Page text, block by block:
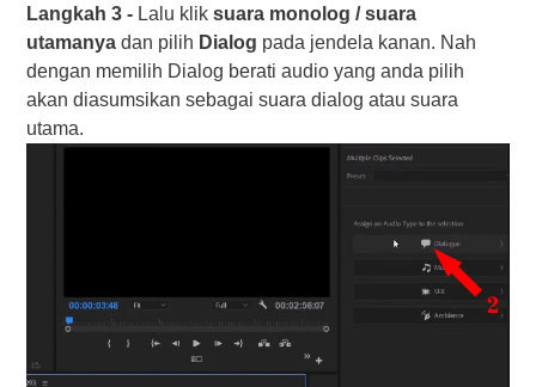
Langkah 3 - Lalu klik suara monolog / suara
utamanya dan pilih Dialog pada jendela kanan. Nah
dengan memilih Dialog berati audio yang anda pilih
akan diasumsikan sebagai suara dialog atau suara
utama.